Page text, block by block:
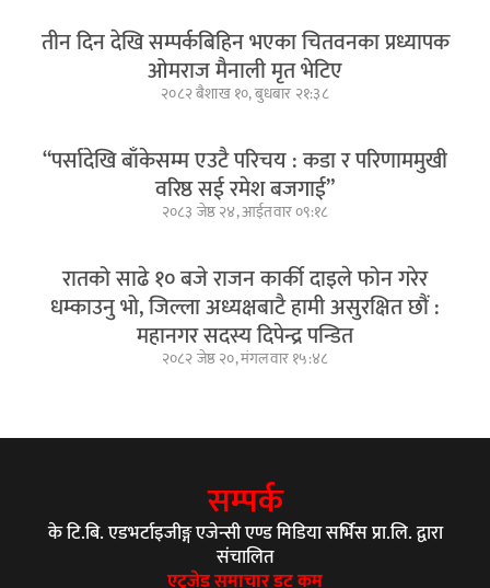
तीन दिन देखि सम्पर्कबिहिन भएका चितवनका प्रध्यापक
ओमराज मैनाली मृत भेटिए
२०८२ बैशाख १०, बुधबार २१:३८
“पर्सादेखि बाँकेसम्म एउटै परिचय : कडा र परिणाममुखी
वरिष्ठ सई रमेश बजगाई”
२०८३ जेष्ठ २४, आईतवार ०९:१८
रातको साढे १० बजे राजन कार्की दाइले फोन गरेर
धम्काउनु भो, जिल्ला अध्यक्षबाटै हामी असुरक्षित छौं :
महानगर सदस्य दिपेन्द्र पन्डित
२०८२ जेष्ठ २०, मंगलवार १५:४८
सम्पर्क
के टि.बि. एडभर्टाइजीङ्ग एजेन्सी एण्ड मिडिया सर्भिस प्रा.लि. द्वारा
संचालित
एटुजेड समाचार डट कम